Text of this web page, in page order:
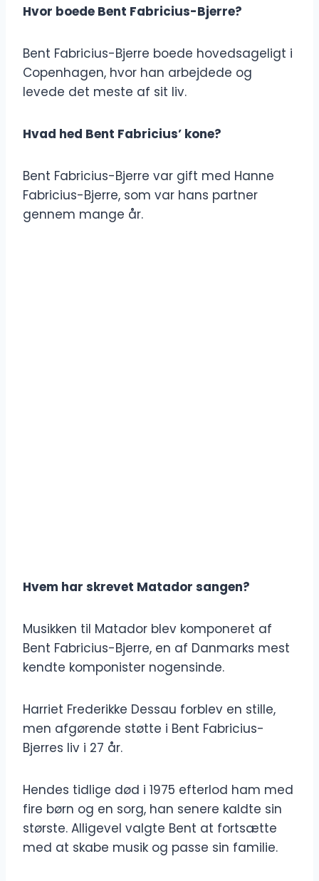
Hvor boede Bent Fabricius-Bjerre?
Bent Fabricius-Bjerre boede hovedsageligt i
Copenhagen, hvor han arbejdede og
levede det meste af sit liv.
Hvad hed Bent Fabricius’ kone?
Bent Fabricius-Bjerre var gift med Hanne
Fabricius-Bjerre, som var hans partner
gennem mange år.
Hvem har skrevet Matador sangen?
Musikken til Matador blev komponeret af
Bent Fabricius-Bjerre, en af Danmarks mest
kendte komponister nogensinde.
Harriet Frederikke Dessau forblev en stille,
men afgørende støtte i Bent Fabricius-
Bjerres liv i 27 år.
Hendes tidlige død i 1975 efterlod ham med
fire børn og en sorg, han senere kaldte sin
største. Alligevel valgte Bent at fortsætte
med at skabe musik og passe sin familie.